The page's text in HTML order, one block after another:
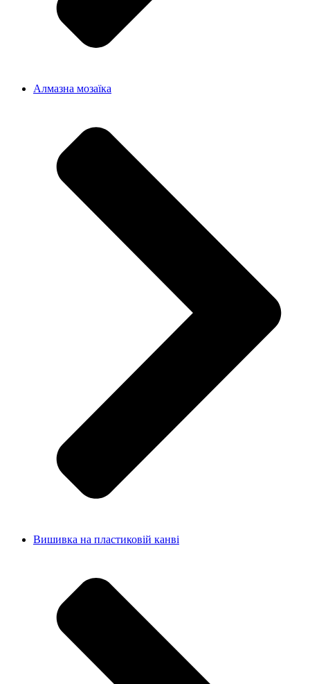
Алмазна мозаїка
Вишивка на пластиковій канві